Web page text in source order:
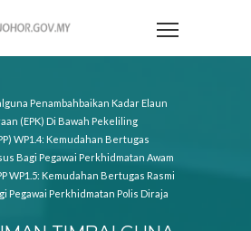
Penambahbaikan Kadar Elaun
(EPK) Di Bawah Pekeliling
WP1.4: Kemudahan Bertugas
Bagi Pegawai Perkhidmatan Awam
WP1.5: Kemudahan Bertugas Rasmi
Pegawai Perkhidmatan Polis Diraja